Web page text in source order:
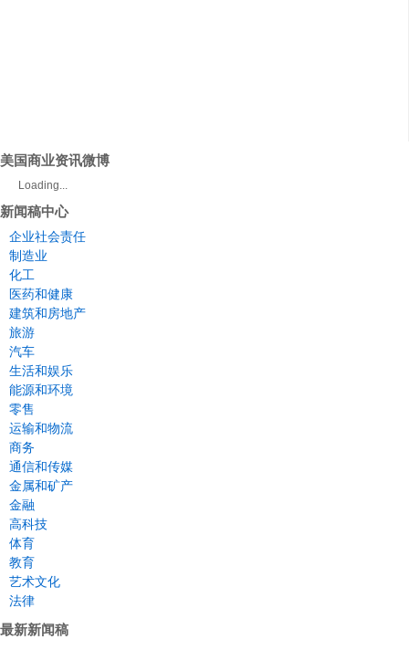
美国商业资讯微博
Loading...
新闻稿中心
企业社会责任
制造业
化工
医药和健康
建筑和房地产
旅游
汽车
生活和娱乐
能源和环境
零售
运输和物流
商务
通信和传媒
金属和矿产
金融
高科技
体育
教育
艺术文化
法律
最新新闻稿